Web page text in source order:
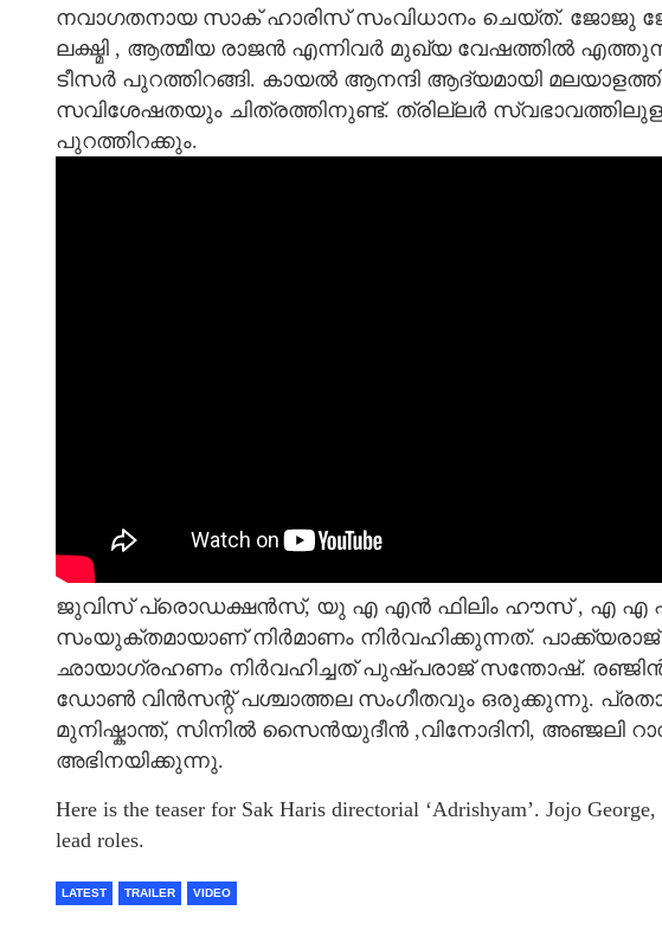
നവാഗതനായ സാക് ഹാരിസ് സംവിധാനം ചെയ്ത്. ജോജു
ലക്ഷ്മി , ആത്മീയ രാജൻ എന്നിവർ മുഖ്യ വേഷത്തില്‍
ടീസര്‍ പുറത്തിറങ്ങി. കായൽ ആനന്ദി ആദ്യമായി
സവിശേഷതയും ചിത്രത്തിനുണ്ട്. ത്രില്ലര്‍ സ്വഭാവത്തിലുള്ള
പുറത്തിറക്കും.
ജുവിസ് പ്രൊഡക്ഷന്‍സ്, യു എ എൻ ഫിലിം ഹൗസ് , എ എ
സംയുക്തമായാണ് നിര്‍മാണം നിര്‍വഹിക്കുന്നത്. പാക്ക്യരാജ്
ഛായാഗ്രഹണം നിർവഹിച്ചത് പുഷ്പരാജ് സന്തോഷ്.
ഡോൺ വിൻസന്റ് പശ്ചാത്തല സംഗീതവും ഒരുക്കുന്നു.
മുനിഷ്കാന്ത്, സിനിൽ സൈൻയുദീൻ ,വിനോദിനി, അഞ്ജലി
അഭിനയിക്കുന്നു.
Here is the teaser for Sak Haris directorial ‘Adrishyam’. Jojo
lead roles.
LATEST TRAILER VIDEO